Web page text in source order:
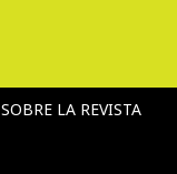
SOBRE LA REVISTA